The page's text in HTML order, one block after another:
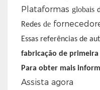
Plataformas globais
Redes de
Essas referências de
fabricação de
Para obter mais
Assista agora